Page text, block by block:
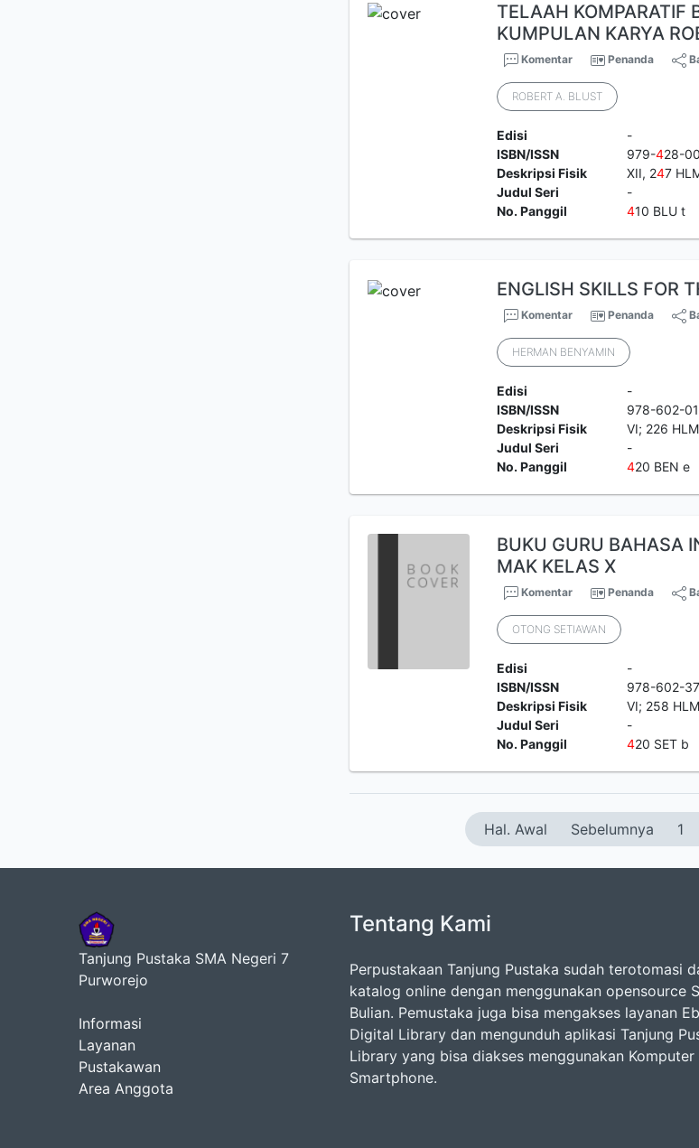
TELAAH KOMPARATIF
KUMPULAN KARYA
Komentar Penanda
ROBERT A. BLUST
Edisi
-
ISBN/ISSN
979-428-00
Deskripsi Fisik
XII, 247
Judul Seri
-
No. Panggil
410 BLU t
ENGLISH SKILLS FOR
Komentar Penanda
HERMAN BENYAMIN
Edisi
-
ISBN/ISSN
978-602-
Deskripsi Fisik
VI; 226
Judul Seri
-
No. Panggil
420 BEN e
BUKU GURU BAHASA
MAK KELAS X
Komentar Penanda
OTONG SETIAWAN
Edisi
-
ISBN/ISSN
978-602-37
Deskripsi Fisik
VI; 258
Judul Seri
-
No. Panggil
420 SET b
Hal. Awal Sebelumnya 1
Tanjung Pustaka SMA Negeri 7
Purworejo
Informasi
Layanan
Pustakawan
Area Anggota
Tentang Kami
Perpustakaan Tanjung Pustaka sudah terotomasi
katalog online dengan menggunakan opensource
Bulian. Pemustaka juga bisa mengakses layanan
Digital Library dan mengunduh aplikasi Tanjung
Library yang bisa diakses menggunakan Komputer
Smartphone.